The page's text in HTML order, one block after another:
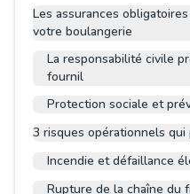
Les assurances
votre boulangerie
La responsabilité civile
fournil
Protection sociale et
3 risques opérationnels
Incendie et défaillance
Rupture de la chaîne du